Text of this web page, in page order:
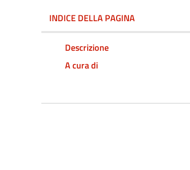
INDICE DELLA PAGINA
Descrizione
A cura di